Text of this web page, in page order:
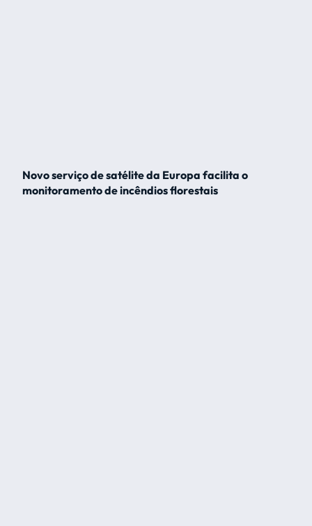
Novo serviço de satélite da Europa facilita o
monitoramento de incêndios florestais